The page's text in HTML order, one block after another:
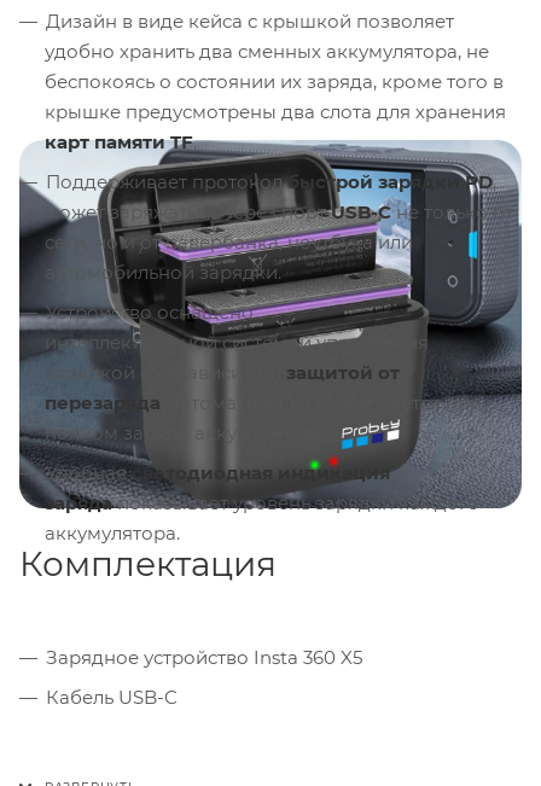
Дизайн в виде кейса с крышкой позволяет
удобно хранить два сменных аккумулятора, не
беспокоясь о состоянии их заряда, кроме того в
крышке предусмотрены два слота для хранения
карт памяти TF.
Поддерживает протоколбыстрой зарядки PD,
может заряжаться через портUSB-Cне только от
сети, но и от павербанка, ноутбука или
автомобильной зарядки.
Устройство оснащено
интеллектуальной системой управления
зарядкой с независимой защитой от
перезаряда , автоматически выключается при
полном заряде аккумуляторов.
Удобнаясветодиодная индикация
зарядапоказывает уровень зарядки каждого
аккумулятора.
Комплектация
Зарядное устройство Insta 360 X5
Кабель USB-C